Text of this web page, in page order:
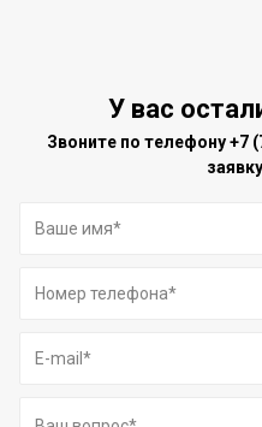
У вас
Звоните по телефону+7